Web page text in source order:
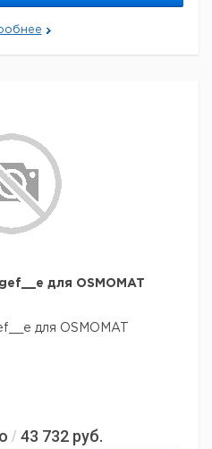
Удлинитель для
см доступен в качестве
Германия
для OSMOMAT
для OSMOMAT
/ 43 732 руб.